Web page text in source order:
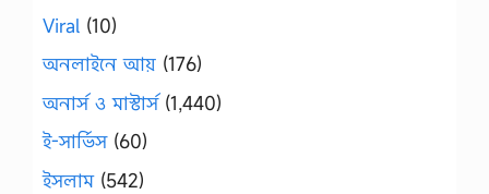
Viral (10)
অনলাইনে আয় (176)
অনার্স ও মাস্টার্স(1,440)
ই-সার্ভিস(60)
ইসলাম(542)